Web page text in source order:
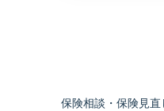
保険相談・保険見直